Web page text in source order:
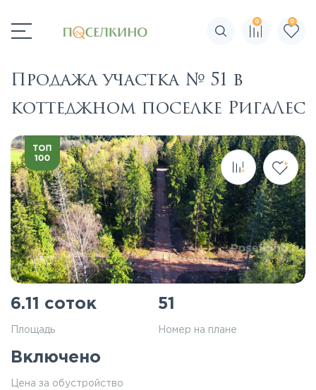
Поиск по сайту
0 0
Продажа участка № 51 в
коттеджном поселке РигаЛес
6.11 соток
Площадь
51
Номер на плане
Включено
Цена за обустройство